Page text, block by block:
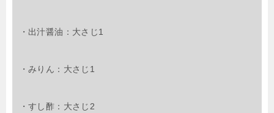
・出汁醤油：大さじ1
・みりん：大さじ1
・すし酢：大さじ2